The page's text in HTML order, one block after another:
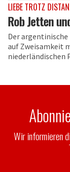
LIEBE TROTZ
Rob Jetten
Der
auf Zweisamkeit
niederländischen
Wir informieren